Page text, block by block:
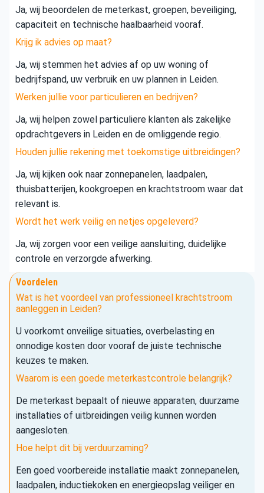
Ja, wij beoordelen de meterkast, groepen, beveiliging,
capaciteit en technische haalbaarheid vooraf.
Krijg ik advies op maat?
Ja, wij stemmen het advies af op uw woning of
bedrijfspand, uw verbruik en uw plannen in Leiden.
Werken jullie voor particulieren en bedrijven?
Ja, wij helpen zowel particuliere klanten als zakelijke
opdrachtgevers in Leiden en de omliggende regio.
Houden jullie rekening met toekomstige uitbreidingen?
Ja, wij kijken ook naar zonnepanelen, laadpalen,
thuisbatterijen, kookgroepen en krachtstroom waar dat
relevant is.
Wordt het werk veilig en netjes opgeleverd?
Ja, wij zorgen voor een veilige aansluiting, duidelijke
controle en verzorgde afwerking.
Voordelen
Wat is het voordeel van professioneel krachtstroom
aanleggen in Leiden?
U voorkomt onveilige situaties, overbelasting en
onnodige kosten door vooraf de juiste technische
keuzes te maken.
Waarom is een goede meterkastcontrole belangrijk?
De meterkast bepaalt of nieuwe apparaten, duurzame
installaties of uitbreidingen veilig kunnen worden
aangesloten.
Hoe helpt dit bij verduurzaming?
Een goed voorbereide installatie maakt zonnepanelen,
laadpalen, inductiekoken en energieopslag veiliger en